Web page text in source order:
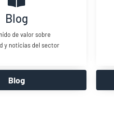
Blog
de valor sobre
y noticias del sector
Blog